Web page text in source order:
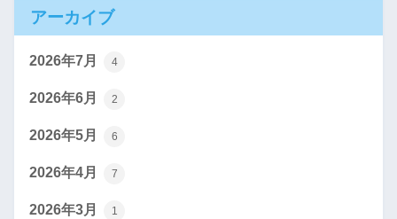
アーカイブ
2026年7月 4
2026年6月 2
2026年5月 6
2026年4月 7
2026年3月 1